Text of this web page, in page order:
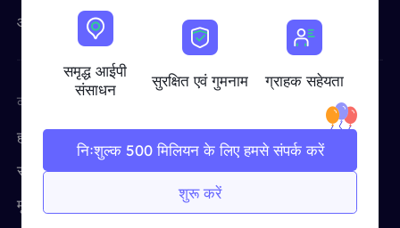
रूस
अधिक एकीकरण
Português
आईपी ​​प्रॉक्सी का विश्व का अग्रणी प्रदाता
कंपनी
हमारे बारे में
संबद्ध कार्यक्रम
मूल्य निर्धारण
प्रॉक्सी परीक्षक
क्रॉक्सीप्रॉक्सी
समृद्ध आईपी
संसाधन
सुरक्षित एवं गुमनाम ग्राहक सहेयता
शुरू करें
निःशुल्क 500 मिलियन के लिए हमसे संपर्क करें